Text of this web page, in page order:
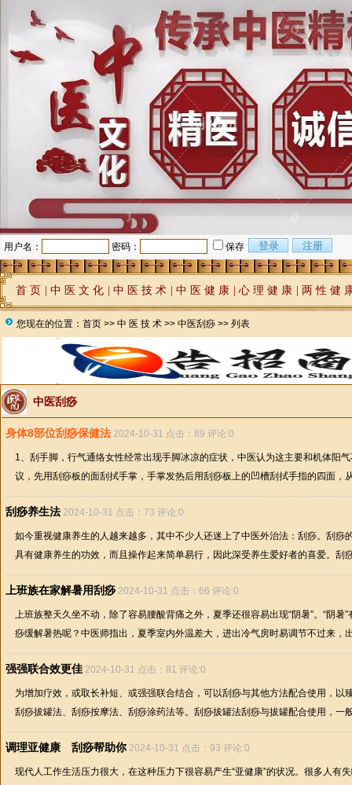
用户名： 密码： 保存
首 页 中 医 文 化 中 医 技 术 中 医 健 康 心 理 健 康 两 性 健
您现在的位置： 首页 >> 中 医 技 术 >> 中医刮痧 >> 列表
中医刮痧
身体8部位刮痧保健法 2024-10-31 点击：89 评论:0
1、刮手脚，行气通络女性经常出现手脚冰凉的症状，中医认为这主要和机体阳
议，先用刮痧板的面刮拭手掌，手掌发热后用刮痧板上的凹槽刮拭手指的四面，
刮痧养生法 2024-10-31 点击：73 评论:0
如今重视健康养生的人越来越多，其中不少人还迷上了中医外治法：刮痧。刮痧
具有健康养生的功效，而且操作起来简单易行，因此深受养生爱好者的喜爱。刮
上班族在家解暑用刮痧 2024-10-31 点击：66 评论:0
上班族整天久坐不动，除了容易腰酸背痛之外，夏季还很容易出现“阴暑”。“阴暑
痧缓解暑热呢？中医师指出，夏季室内外温差大，进出冷气房时易调节不过来，
强强联合效更佳 2024-10-31 点击：81 评论:0
为增加疗效，或取长补短、或强强联合结合，可以刮痧与其他方法配合使用，以
刮痧拔罐法、刮痧按摩法、刮痧涂药法等。刮痧拔罐法刮痧与拔罐配合使用，一
调理亚健康 刮痧帮助你 2024-10-31 点击：93 评论:0
现代人工作生活压力很大，在这种压力下很容易产生“亚健康”的状况。很多人有